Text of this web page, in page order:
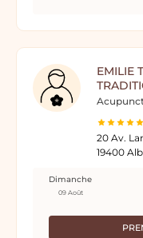
EMILIE
20 Av.
19400
Dimanche
09 Août